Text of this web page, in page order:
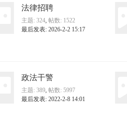
法律招聘
主题: 324, 帖数: 1522
最后发表: 2026-2-2 15:17
政法干警
主题: 389, 帖数: 5997
最后发表: 2022-2-8 14:01